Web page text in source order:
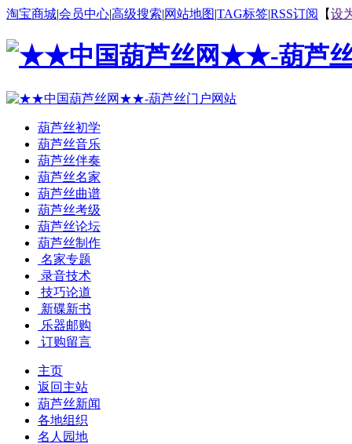
淘宝商城|会员中心|高级搜索|网站地图|TAG标签|RSS订阅 【设
葫芦丝初学
葫芦丝音乐
葫芦丝伴奏
葫芦丝名家
葫芦丝曲谱
葫芦丝考级
葫芦丝论坛
葫芦丝制作
名家专题
录音技术
技巧论道
新碟新书
乐器邮购
订购留言
主页
返回主站
葫芦丝新闻
各地组织
名人园地